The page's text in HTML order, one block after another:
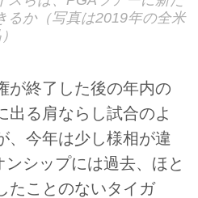
るか（写真は2019年の全米
が終了した後の年内の
出る肩ならし試合のよ
、今年は少し様相が違
シップには過去、ほと
たことのないタイガ